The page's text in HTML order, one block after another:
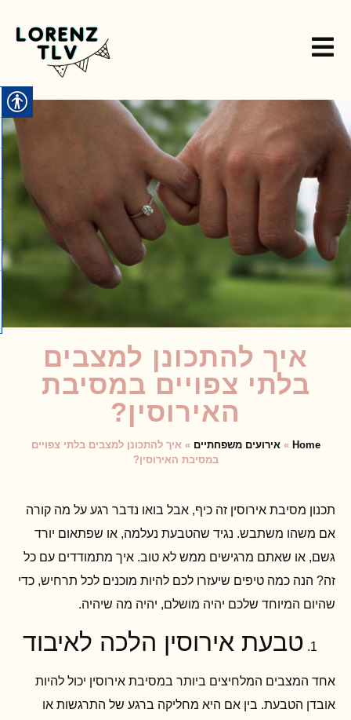
איך להתכונן למצבים
בלתי צפויים במסיבת
האירוסין?
Home
»אירועים משפחתיים » איך להתכונן למצבים בלתי צפויים
במסיבת האירוסין?
תכנון מסיבת אירוסין זה כיף, אבל בואו נדבר רגע על מה קורה
אם משהו משתבש. נגיד שהטבעת נעלמה, או שפתאום יורד
גשם, או שאתם מרגישים ממש לא טוב. איך מתמודדים עם כל
זה? הנה כמה טיפים שיעזרו לכם להיות מוכנים לכל תרחיש, כדי
שהיום המיוחד שלכם יהיה מושלם, יהיה מה שיהיה.
טבעת אירוסין הלכה לאיבוד
אחד המצבים המלחיצים ביותר במסיבת אירוסין יכול להיות
אובדן הטבעת. בין אם היא מחליקה ברגע של התרגשות או